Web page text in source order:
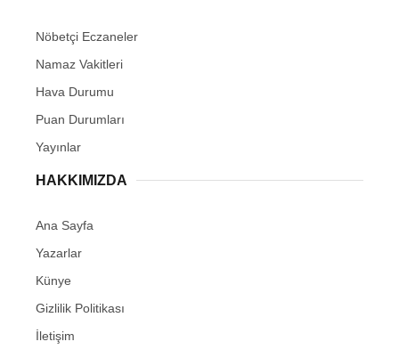
Nöbetçi Eczaneler
Namaz Vakitleri
Hava Durumu
Puan Durumları
Yayınlar
HAKKIMIZDA
Ana Sayfa
Yazarlar
Künye
Gizlilik Politikası
İletişim